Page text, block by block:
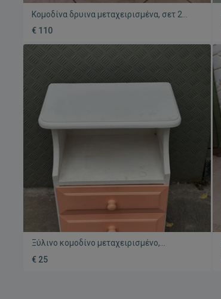
Κομοδίνα δρυινα μεταχειρισμένα, σετ 2
τεμαχίων
€ 110
Ξύλινο κομοδίνο μεταχειρισμένο,
διαστάσεις 47x28.5x62 cm
€ 25